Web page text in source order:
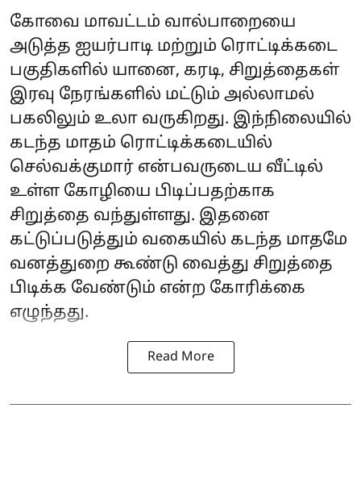
கோவை மாவட்டம் வால்பாறையை
அடுத்த ஐயர்பாடி மற்றும் ரொட்டிக்கடை
பகுதிகளில் யானை, கரடி, சிறுத்தைகள்
இரவு நேரங்களில் மட்டும் அல்லாமல்
பகலிலும் உலா வருகிறது. இந்நிலையில்
கடந்த மாதம் ரொட்டிக்கடையில்
செல்வக்குமார் என்பவருடைய வீட்டில்
உள்ள கோழியை பிடிப்பதற்காக
சிறுத்தை வந்துள்ளது. இதனை
கட்டுப்படுத்தும் வகையில் கடந்த மாதமே
வனத்துறை கூண்டு வைத்து சிறுத்தை
பிடிக்க வேண்டும் என்ற கோரிக்கை
எழுந்தது.
Read More